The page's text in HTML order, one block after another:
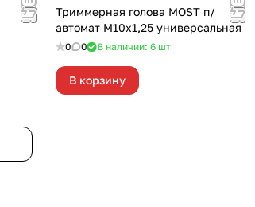
Триммерная голова MOST п/
автомат М10х1,25 универсальная
0 0 В наличии: 6 шт
В корзину